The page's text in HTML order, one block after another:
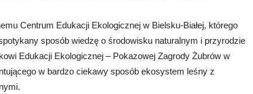
Centrum Edukacji Ekologicznej w Bielsku-Białej, którego
sposób wiedzę o środowisku naturalnym i przyrodzie
Edukacji Ekologicznej – Pokazowej Zagrody Żubrów w
w bardzo ciekawy sposób ekosystem leśny z